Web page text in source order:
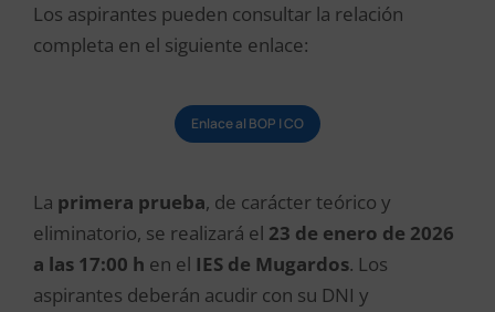
Los aspirantes pueden consultar la relación
completa en el siguiente enlace:
Enlace al BOP | CO
La primera prueba, de carácter teórico y
eliminatorio, se realizará el 23 de enero de 2026
a las 17:00 h en el IES de Mugardos. Los
aspirantes deberán acudir con su DNI y